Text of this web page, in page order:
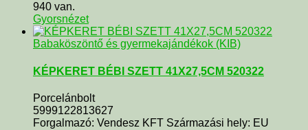
940 van.
Gyorsnézet
Babaköszöntő és gyermekajándékok (KIB)
KÉPKERET BÉBI SZETT 41X27,5CM 520322
Porcelánbolt
5999122813627
Forgalmazó: Vendesz KFT Származási hely: EU